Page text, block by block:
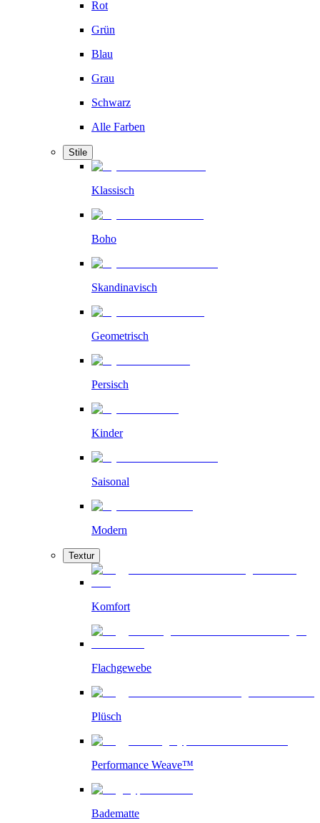
Rot
Grün
Blau
Grau
Schwarz
Alle Farben
Stile
Klassisch
Boho
Skandinavisch
Geometrisch
Persisch
Kinder
Saisonal
Modern
Textur
Komfort
Flachgewebe
Plüsch
Performance Weave™
Badematte